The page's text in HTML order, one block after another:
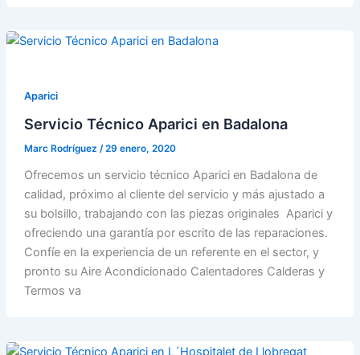
Aparici
Servicio Técnico Aparici en Badalona
Marc Rodríguez /29 enero, 2020
Ofrecemos un servicio técnico Aparici en Badalona de
calidad, próximo al cliente del servicio y más ajustado a
su bolsillo, trabajando con las piezas originales Aparici y
ofreciendo una garantía por escrito de las reparaciones.
Confíe en la experiencia de un referente en el sector, y
pronto su Aire Acondicionado Calentadores Calderas y
Termos va